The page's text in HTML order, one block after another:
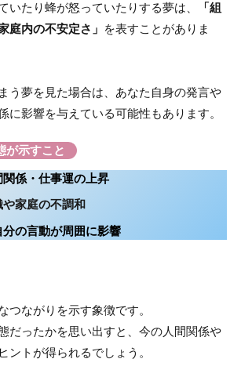
いたり蜂が怒っていたりする夢は、
「組
庭内の不安定さ」
を表すことがありま
う夢を見た場合は、あなた自身の発言や
に影響を与えている可能性もあります。
が示すこと
関係・仕事運の上昇
や家庭の不調和
分の言動が周囲に影響
つながりを示す象徴です。
だったかを思い出すと、今の人間関係や
ントが得られるでしょう。